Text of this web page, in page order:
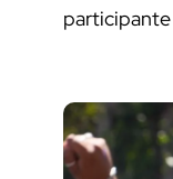
participante